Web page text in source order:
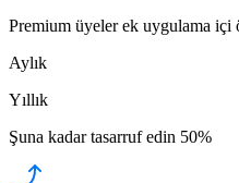
Premium üyeler ek uygulama içi
Aylık
Yıllık
Şuna kadar tasarruf edin 50%